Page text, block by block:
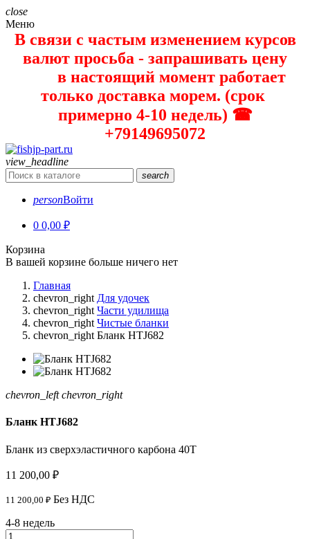
close
Меню
В связи с частым изменением курсов
валют просьба - запрашивать цену
в настоящий момент работает
только доставка морем. (срок
примерно 4-10 недель) ☎
+79149695072
view_headline
search
personВойти
0 0,00 ₽
Корзина
В вашей корзине больше ничего нет
Главная
chevron_right Для удочек
chevron_right Части удилища
chevron_right Чистые бланки
chevron_right Бланк HTJ682
chevron_left chevron_right
Бланк HTJ682
Бланк из сверхэластичного карбона 40T
11 200,00 ₽
11 200,00 ₽ Без НДС
4-8 недель